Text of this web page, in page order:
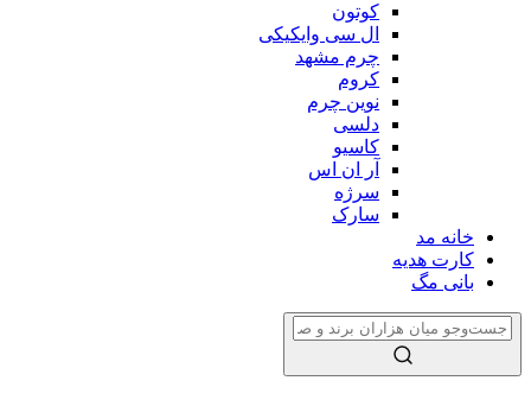
کوتون
ال سی وایکیکی
چرم مشهد
کروم
نوین چرم
دلسی
کاسیو
آر ان اس
سرژه
سارک
خانه مد
کارت هدیه
بانی مگ